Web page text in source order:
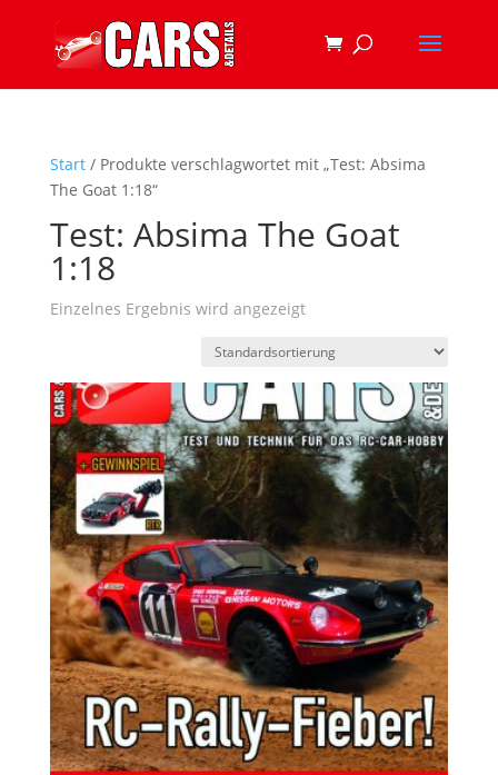
Start/ Produkte verschlagwortet mit „Test: Absima
The Goat 1:18“
Test: Absima The Goat
1:18
Einzelnes Ergebnis wird angezeigt